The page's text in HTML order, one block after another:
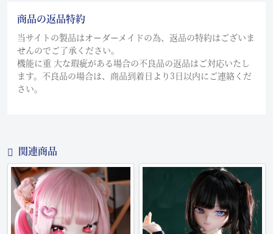
商品の返品特約
当サイトの製品はオーダーメイドの為、返品の特約はございま
せんのでご了承ください。
機能に重 大な瑕疵がある場合の不良品の返品はご対応いたし
ます。不良品の場合は、商品到着日より3日以内にご連絡くだ
さい。
関連商品